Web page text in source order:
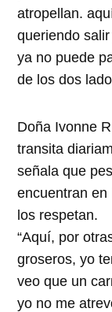
atropellan.
queriendo
ya no puede
de los dos
Doña Ivonne
transita
señala que
encuentran
los respetan.
“Aquí, por
groseros, yo
veo que un
yo no me